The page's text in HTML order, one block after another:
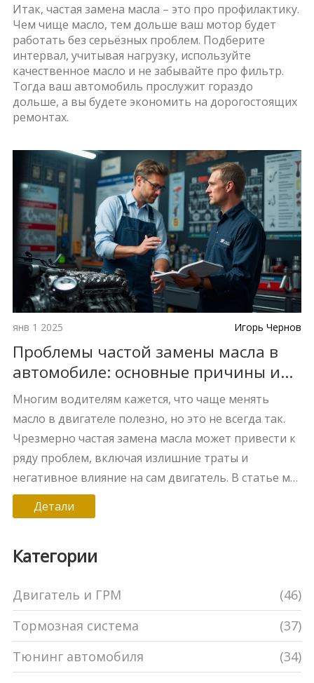
Итак, частая замена масла – это про профилактику.
Чем чище масло, тем дольше ваш мотор будет
работать без серьёзных проблем. Подберите
интервал, учитывая нагрузку, используйте
качественное масло и не забывайте про фильтр.
Тогда ваш автомобиль прослужит гораздо
дольше, а вы будете экономить на дорогостоящих
ремонтах.
янв 1 2025 Игорь Чернов
Проблемы частой замены масла в
автомобиле: основные причины и
последствия
Многим водителям кажется, что чаще менять
масло в двигателе полезно, но это не всегда так.
Чрезмерно частая замена масла может привести к
ряду проблем, включая излишние траты и
негативное влияние на сам двигатель. В статье мы
рассмотрим, почему стоит придерживаться
рекомендаций производителя по замене масла, и
регулярно меняться. Также узнаете советы, как
Детали
Категории
Двигатель и ГРМ
(46)
Тормозная система
(37)
Тюнинг автомобиля
(34)